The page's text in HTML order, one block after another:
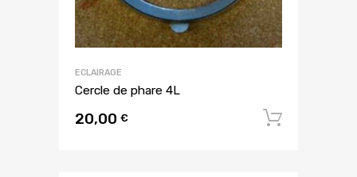
ECLAIRAGE
Cercle de phare 4L
20,00 €